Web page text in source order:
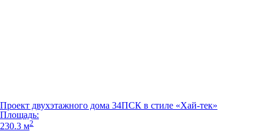
Проект двухэтажного дома 34ПСК в стиле «Хай-тек»
Площадь:
230.3 м2